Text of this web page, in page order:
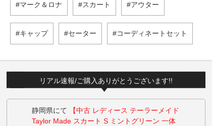
マーク＆ロナ スカート アウター
キャップ セーター コーディネートセット
リアル速報/ご購入ありがとうございます!!
静岡県にて
【中古 レディース テーラーメイド
Taylor Made スカート S ミントグリーン 一体